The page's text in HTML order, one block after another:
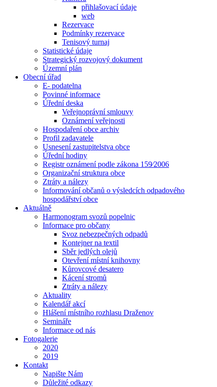
přihlašovací údaje
web
Rezervace
Podmínky rezervace
Tenisový turnaj
Statistické údaje
Strategický rozvojový dokument
Územní plán
Obecní úřad
E- podatelna
Povinné informace
Úřední deska
Veřejnoprávní smlouvy
Oznámení veřejnosti
Hospodaření obce archiv
Profil zadavatele
Usnesení zastupitelstva obce
Úřední hodiny
Registr oznámení podle zákona 159⁄2006
Organizační struktura obce
Ztráty a nálezy
Informování občanů o výsledcích odpadového
hospodářství obce
Aktuálně
Harmonogram svozů popelnic
Informace pro občany
Svoz nebezpečných odpadů
Kontejner na textil
Sběr jedlých olejů
Otevření místní knihovny
Kůrovcové desatero
Kácení stromů
Ztráty a nálezy
Aktuality
Kalendář akcí
Hlášení místního rozhlasu Draženov
Semináře
Informace od nás
Fotogalerie
2020
2019
Kontakt
Napište Nám
Důležité odkazy